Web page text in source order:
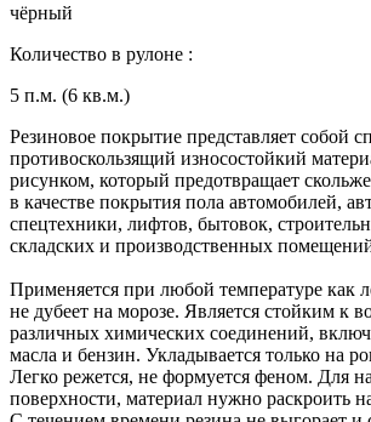
чёрный
Количество в рулоне :
5 п.м. (6 кв.м.)
Резиновое покрытие представляет собой
противоскользящий износостойкий
рисунком, который предотвращает
в качестве покрытия пола автомобилей,
спецтехники, лифтов, бытовок,
складских и производственных
Применяется при любой температуре как
не дубеет на морозе. Является стойким к
различных химических соединений,
масла и бензин. Укладывается только на
Легко режется, не формуется феном. Для
поверхности, материал нужно раскроить